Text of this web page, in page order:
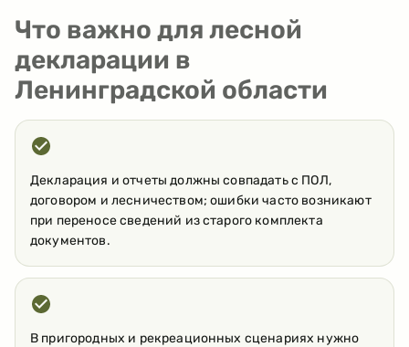
Что важно для лесной
декларации в
Ленинградской области
Декларация и отчеты должны совпадать с ПОЛ,
договором и лесничеством; ошибки часто возникают
при переносе сведений из старого комплекта
документов.
В пригородных и рекреационных сценариях нужно